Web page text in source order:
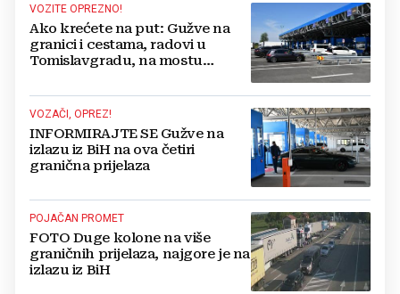
VOZITE OPREZNO!
Ako krećete na put: Gužve na
granici i cestama, radovi u
Tomislavgradu, na mostu
VOZAČI, OPREZ!
INFORMIRAJTE SE Gužve na
izlazu iz BiH na ova četiri
granična prijelaza
POJAČAN PROMET
FOTO Duge kolone na više
graničnih prijelaza, najgore je na
izlazu iz BiH